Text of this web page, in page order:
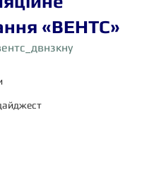
«ВЕНТС»